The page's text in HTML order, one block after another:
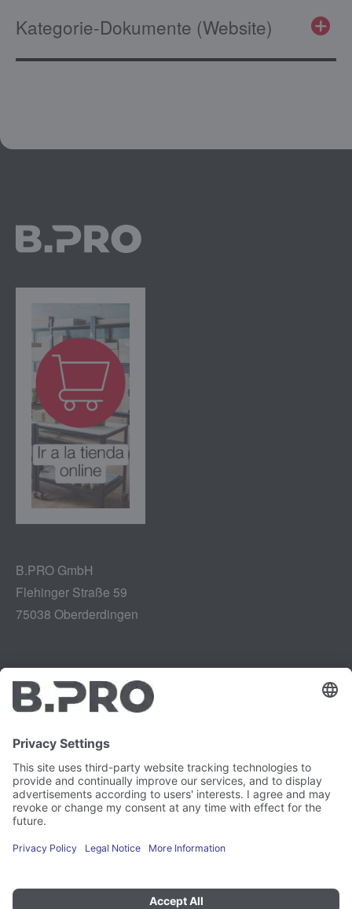
Kategorie-Dokumente (Website)
B.PRO GmbH
Flehinger Straße 59
75038 Oberderdingen
Aviso legal
Protección de datos
Referencias legales
Informe de vulnerabilidad
Empleo
Prensa
Boletín de noticias
YouTube